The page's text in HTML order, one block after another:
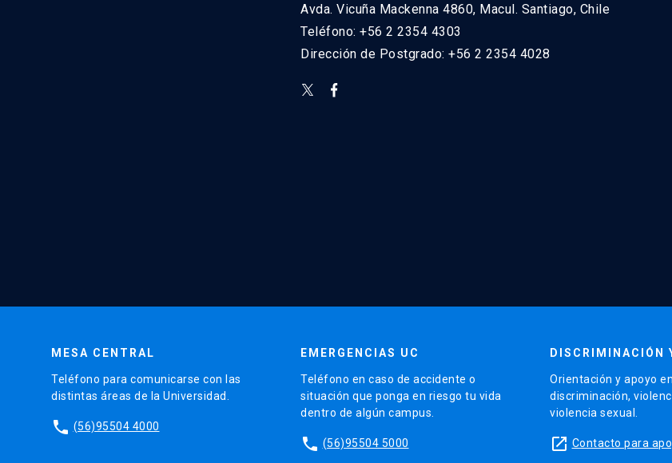
Avda. Vicuña Mackenna 4860, Macul. Santiago, Chile
Teléfono: +56 2 2354 4303
Dirección de Postgrado: +56 2 2354 4028
MESA CENTRAL
Teléfono para comunicarse con las
distintas áreas de la Universidad.
phone (56)95504 4000
EMERGENCIAS UC
Teléfono en caso de accidente o
situación que ponga en riesgo tu vida
dentro de algún campus.
phone (56)95504 5000
DISCRIMINACIÓN
Orientación y apoyo
discriminación,
violencia sexual.
launch Contacto para